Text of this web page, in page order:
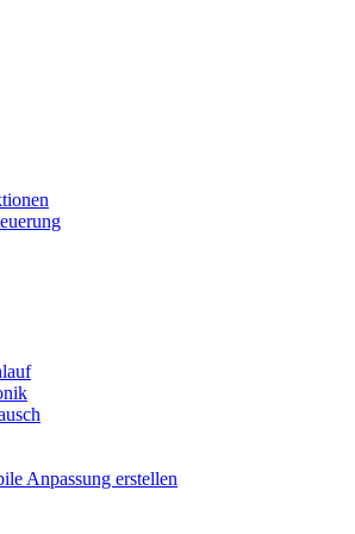
Anpassung erstellen